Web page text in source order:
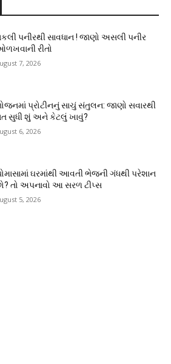
પનીરથી સાવધાન ! જાણો અસલી પનીર
રીતો
7, 2026
પ્રોટીનનું સાચું સંતુલન: જાણો સવારથી
સુધી શું અને કેટલું ખાવું?
6, 2026
ઘરમાંથી આવતી ભેજની ગંધથી પરેશાન
તો અપનાવો આ સરળ ટીપ્સ
5, 2026